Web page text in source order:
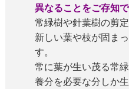
異なることをご存知で
常緑樹や針葉樹の剪
新しい葉や枝が固ま
す。
常に葉が生い茂る常
養分を必要な分しか生